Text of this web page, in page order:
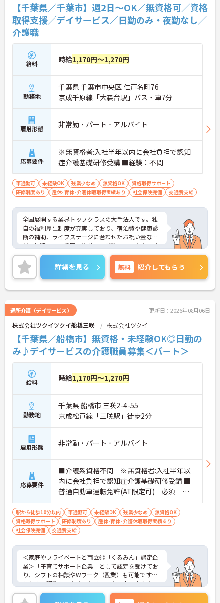
【千葉県／千葉市】週2日～OK／無資格可／資格
取得支援／デイサービス／日勤のみ・夜勤なし／
介護職
給料 時給1,170円～1,270円
勤務地
千葉県 千葉市中央区 仁戸名町76
京成千原線「大森台駅」バス・車7分
雇用形態 非常勤・パート・アルバイト
応募要件
※無資格者:入社半年以内に会社負担で認知
症介護基礎研修受講 ■経験：不問
車通勤可 未経験OK 残業少なめ 無資格OK
資格取得サポート
研修制度あり
産休･育休･介護休暇取得実績あり 社会保険完備 交通費支給
全国展開する業界トップクラスの大手法人です。独
自の福利厚生制度が充実しており、宿泊費や健康診
断の補助、ライフステージに合わせたお祝い金な
ど、生活面への手厚いサポートが整っています。パ
ート勤務の方にも年2回の特別手当支給実績があ
り、頑張りがしっかりお給料に還元される点も大き
な魅力です。夜勤のない日勤のみのお仕事で、週2日
からの勤務相談も可能となっており、ワークライフ
バランスを大切にしたい方におすすめいたします。
できるキャリア制度があるため、さらなるスキルア
ップを目指す方にも最適な環境です。髪色やネイル
なども規定内で自由となっており、あなたらしさを
大切にしながら安心して長くご活躍いただける職場
となっています。
★おすすめPOINT★
【安定した経営基盤と理念への共感】
・理念のもと社会貢献を実感でき、やりがいを持っ
て働ける環境です
・IT化などを推進しており、スタッフの業務負担軽
減にも積極的に取り組んでいます
【独自の福利厚生と手厚い還元体制】
にも年2回の特別手当支給実績があり、頑張りがし
っかり還元されます
・育児手当や各種お祝い金など、ライフステージに
合わせて長く安心して働ける体制です
【自分らしく輝ける柔軟な環境】
・夜勤のない日勤のみのお仕事で、週2日からの勤
務相談が可能など働きやすさが魅力です
・手厚い資格取得支援でさらなるキャリアアップが
可能です
・髪色やネイルなども規定内で自由となっており、
個性を大切に長くご活躍いただけます
詳細を見る 無料 紹介してもらう
通所介護（デイサービス） 更新日：2026年08月06日
株式会社ツクイツクイ船橋三咲 株式会社ツクイ
【千葉県／船橋市】無資格・未経験OK◎日勤の
み♪デイサービスの介護職員募集＜パート＞
給料 時給1,170円～1,270円
勤務地
千葉県 船橋市 三咲2-4-55
京成松戸線「三咲駅」徒歩2分
雇用形態 非常勤・パート・アルバイト
応募要件
■介護系資格不問 ※無資格者:入社半年以
内に会社負担で認知症介護基礎研修受講 ■
普通自動車運転免許(AT限定可) 必須 ※
送迎業務あり ■経験不問
駅から徒歩10分以内 車通勤可 未経験OK 残業少なめ
無資格OK
資格取得サポート
研修制度あり
産休･育休･介護休暇取得実績あり
社会保険完備
交通費支給
＜家庭やプライベートと両立◎「くるみん」認定企
業＞「子育てサポート企業」として認定を受けてお
り、シフトの相談やWワーク（副業）も可能です。
お休みの調整もしやすいため、子育て中の方や主
婦・主夫の方も無理なく活躍しています。夜勤がな
く、日勤中心のデイサービスなので生活リズムも整